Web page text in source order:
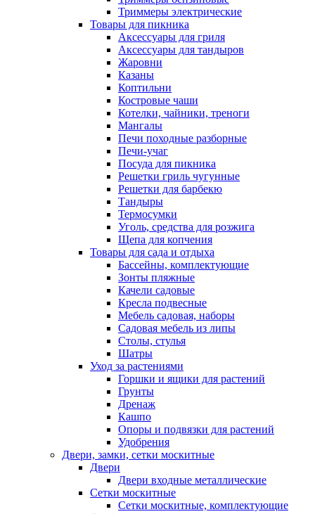
Триммеры электрические
Товары для пикника
Аксессуары для гриля
Аксессуары для тандыров
Жаровни
Казаны
Коптильни
Костровые чаши
Котелки, чайники, треноги
Мангалы
Печи походные разборные
Печи-учаг
Посуда для пикника
Решетки гриль чугунные
Решетки для барбекю
Тандыры
Термосумки
Уголь, средства для розжига
Щепа для копчения
Товары для сада и отдыха
Бассейны, комплектующие
Зонты пляжные
Качели садовые
Кресла подвесные
Мебель садовая, наборы
Садовая мебель из липы
Столы, стулья
Шатры
Уход за растениями
Горшки и ящики для растений
Грунты
Дренаж
Кашпо
Опоры и подвязки для растений
Удобрения
Двери, замки, сетки москитные
Двери
Двери входные металлические
Сетки москитные
Сетки москитные, комплектующие